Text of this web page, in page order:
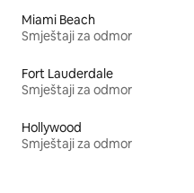
Miami Beach
Smještaji za odmor
Fort Lauderdale
Smještaji za odmor
Hollywood
Smještaji za odmor